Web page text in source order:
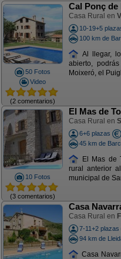
50 Fotos
Video
(2 comentarios)
Cal Ponç de
Casa Rural en
10-19+5
100 km de
Al llegar,
abierto,
Moixeró, el
10 Fotos
(3 comentarios)
El Mas de
Casa Rural en
6+6 plazas
45 km de
El Mas de
rural anterior
municipal de
Casa
Casa Rural en
7-11+2 plazas
94 km de
Casa